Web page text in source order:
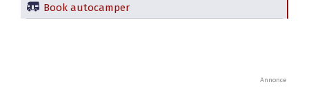
Book autocamper
Annonce